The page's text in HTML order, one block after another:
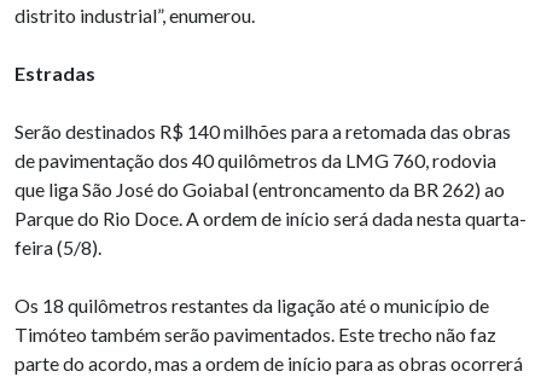
distrito industrial”, enumerou.
Estradas
Serão destinados R$ 140 milhões para a retomada das obras
de pavimentação dos 40 quilômetros da LMG 760, rodovia
que liga São José do Goiabal (entroncamento da BR 262) ao
Parque do Rio Doce. A ordem de início será dada nesta quarta-
feira (5/8).
Os 18 quilômetros restantes da ligação até o município de
Timóteo também serão pavimentados. Este trecho não faz
parte do acordo, mas a ordem de início para as obras ocorrerá